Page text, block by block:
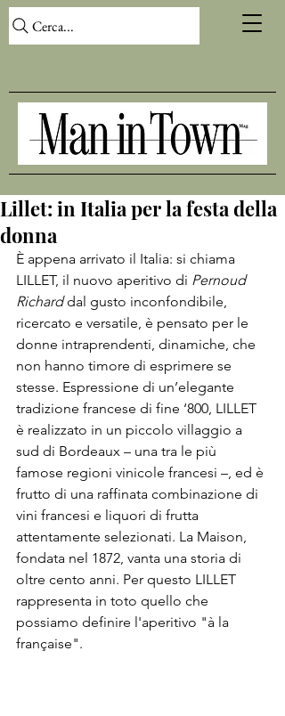
Cerca...
Lillet: in Italia per la festa della
donna
È appena arrivato il Italia: si chiama
LILLET, il nuovo aperitivo di Pernoud
Richard dal gusto inconfondibile,
ricercato e versatile, è pensato per le
donne intraprendenti, dinamiche, che
non hanno timore di esprimere se
stesse. Espressione di un’elegante
tradizione francese di fine ‘800, LILLET
è realizzato in un piccolo villaggio a
sud di Bordeaux – una tra le più
famose regioni vinicole francesi –, ed è
frutto di una raffinata combinazione di
vini francesi e liquori di frutta
attentamente selezionati. La Maison,
fondata nel 1872, vanta una storia di
oltre cento anni. Per questo LILLET
rappresenta in toto quello che
possiamo definire l'aperitivo "à la
française".